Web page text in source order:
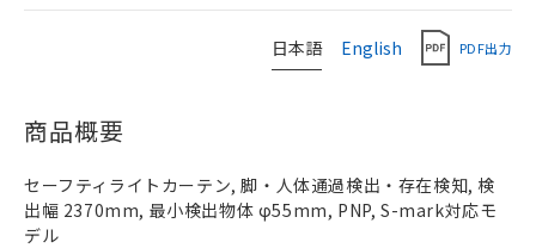
日本語 English PDF出力
商品概要
セーフティライトカーテン, 脚・人体通過検出・存在検知, 検
出幅 2370mm, 最小検出物体 φ55mm, PNP, S-mark対応モ
デル